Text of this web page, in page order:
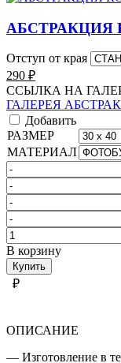
АБСТРАКЦИЯ
Отступ от края
290 ₽
ССЫЛКА НА
ГАЛЕРЕЯ
Добавить
РАЗМЕР
МАТЕРИАЛ
Количество
товара
АБСТРАКЦИИ
В
НАБОРЕ
В корзину
Купить
₽
ОПИСАНИЕ
— Изготовление в